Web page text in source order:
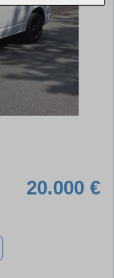
20.000 €